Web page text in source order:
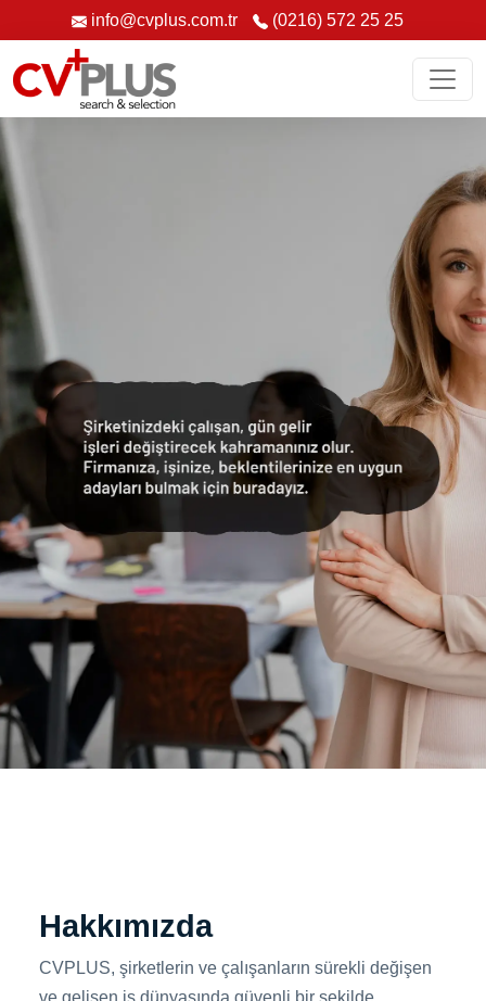
info@cvplus.com.tr (0216) 572 25 25
Hakkımızda
CVPLUS, şirketlerin ve çalışanların sürekli değişen
ve gelişen iş dünyasında güvenli bir şekilde